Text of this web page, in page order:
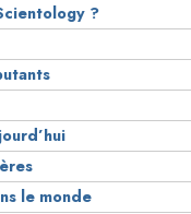
?
le monde